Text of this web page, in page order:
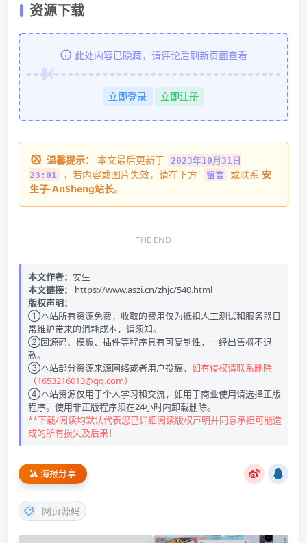
资源下载
此处内容已隐藏，请评论后刷新页面查看
立即登录 立即注册
温馨提示： 本文最后更新于
2023年10月31日
23:01
，若内容或图片失效，请在下方 留言 或联系 安
生子-AnSheng站长。
THE END
本文作者： 安生
本文链接：
https://www.aszi.cn/zhjc/540.html
版权声明：
①本站所有资源免费，收取的费用仅为抵扣人工测试和服务器日
常维护带来的消耗成本，请须知。
②因源码、模板、插件等程序具有可复制性，一经出售概不退
款。
③本站部分资源来源网络或者用户投稿， 如有侵权请联系删除
（1653216013@qq.com）
④本站资源仅用于个人学习和交流，如用于商业使用请选择正版
程序。使用非正版程序须在24小时内卸载删除。
**下载/阅读均默认代表您已详细阅读版权声明并同意承担可能造
成的所有损失及后果！
海报分享
网页源码